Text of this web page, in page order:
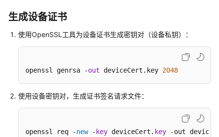
态
略
发
示
MQTT
-
生成设备证书
使用OpenSSL工具为设备证书生成密钥对（设备私钥）：
openssl genrsa -out deviceCert.key 2048
使用设备密钥对，生成证书签名请求文件：
openssl req -new - key deviceCert. key -out